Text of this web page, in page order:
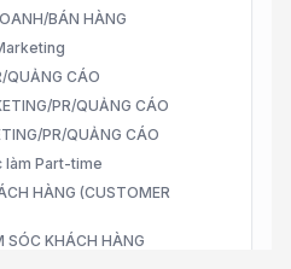
BÁN HÀNG
QUẢNG CÁO
PR/QUẢNG CÁO
PR/QUẢNG CÁO
làm Part-time
HÀNG (CUSTOMER
SÓC KHÁCH HÀNG